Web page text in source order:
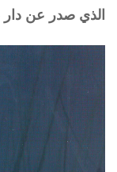
الذي صدر عن